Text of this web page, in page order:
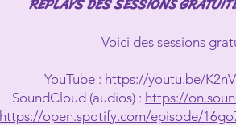
Voici des sessions
YouTube : https://youtu.be/
SoundCloud (audios) : https://
https://open.spotify.com/episode/